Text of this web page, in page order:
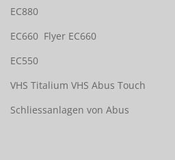
EC880
EC660 Flyer EC660
EC550
VHS Titalium VHS Abus Touch
Schliessanlagen von Abus